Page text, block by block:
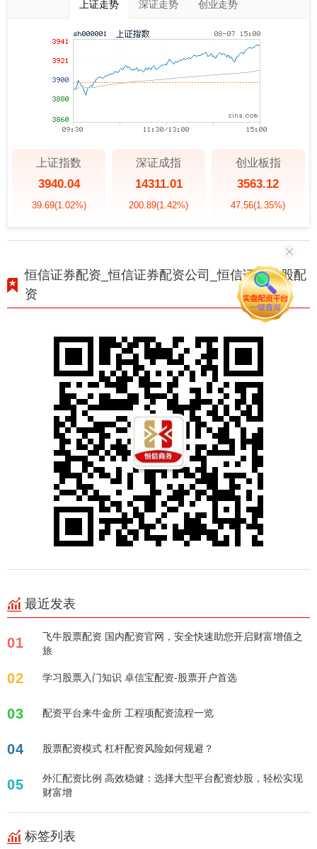
上证走势 深证走势 创业走势
上证指数
3940.04
39.69(1.02%)
深证成指
14311.01
200.89(1.42%)
创业板指
3563.12
47.56(1.35%)
恒信证券配资_恒信证券配资公司_恒信证券炒股配
资
最近发表
01
飞牛股票配资 国内配资官网，安全快速助您开启财富增值之
旅
02 学习股票入门知识 卓信宝配资-股票开户首选
03 配资平台来牛金所 工程项配资流程一览
04 股票配资模式 杠杆配资风险如何规避？
05
外汇配资比例 高效稳健：选择大型平台配资炒股，轻松实现
财富增
标签列表